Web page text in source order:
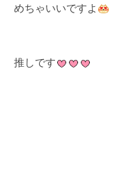
めちゃいいですよ
推しです